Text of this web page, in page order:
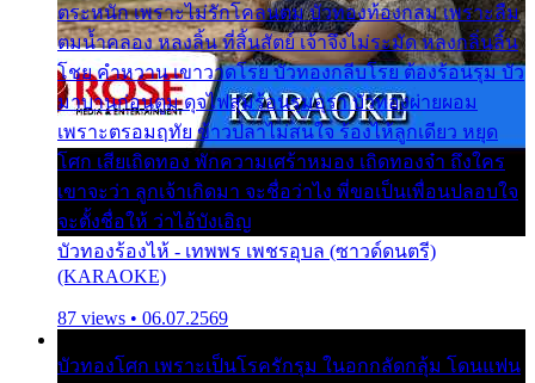
ตระหนัก เพราะไม่รักโคลนตม บัวทองท้องกลม เพราะลืม
ตมน้ำคลอง หลงลิ้น ที่สิ้นสัตย์ เจ้าจึงไม่ระมัด หลงกลิ่นลิ้น
โชย คำหวาน เขาวาดโรย บัวทองกลีบโรย ต้องร้อนรุม บัว
มาบานก่อนตูม ดุจไฟสุมร้อนรุมอุรา บัวทองผ่ายผอม
เพราะตรอมฤทัย ข้าวปลาไม่สนใจ ร้องไห้ลูกเดียว หยุด
โศก เสียเถิดทอง พักความเศร้าหมอง เถิดทองจ๋า ถึงใคร
เขาจะว่า ลูกเจ้าเกิดมา จะชื่อว่าไง พี่ขอเป็นเพื่อนปลอบใจ
จะตั้งชื่อให้ ว่าไอ้บังเอิญ
บัวทองร้องไห้ - เทพพร เพชรอุบล (ซาวด์ดนตรี)
(KARAOKE)
87 views • 06.07.2569
บัวทองโศก เพราะเป็นโรครักรุม ในอกกลัดกลุ้ม โดนแฟน